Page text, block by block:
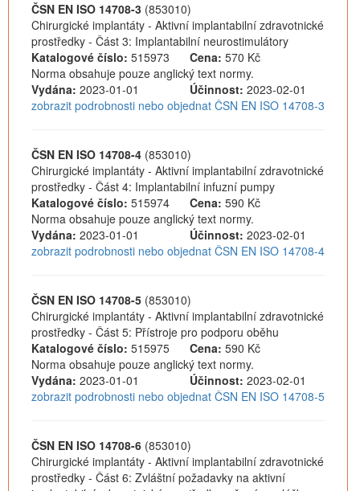
ČSN EN ISO 14708-3 (853010)
Chirurgické implantáty - Aktivní implantabilní zdravotnické
prostředky - Část 3: Implantabilní neurostimulátory
Katalogové číslo: 515973 Cena: 570 Kč
Norma obsahuje pouze anglický text normy.
Vydána: 2023-01-01 Účinnost: 2023-02-01
zobrazit podrobnosti nebo objednat ČSN EN ISO 14708-3
ČSN EN ISO 14708-4 (853010)
Chirurgické implantáty - Aktivní implantabilní zdravotnické
prostředky - Část 4: Implantabilní infuzní pumpy
Katalogové číslo: 515974 Cena: 590 Kč
Norma obsahuje pouze anglický text normy.
Vydána: 2023-01-01 Účinnost: 2023-02-01
zobrazit podrobnosti nebo objednat ČSN EN ISO 14708-4
ČSN EN ISO 14708-5 (853010)
Chirurgické implantáty - Aktivní implantabilní zdravotnické
prostředky - Část 5: Přístroje pro podporu oběhu
Katalogové číslo: 515975 Cena: 590 Kč
Norma obsahuje pouze anglický text normy.
Vydána: 2023-01-01 Účinnost: 2023-02-01
zobrazit podrobnosti nebo objednat ČSN EN ISO 14708-5
ČSN EN ISO 14708-6 (853010)
Chirurgické implantáty - Aktivní implantabilní zdravotnické
prostředky - Část 6: Zvláštní požadavky na aktivní